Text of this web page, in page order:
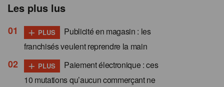
Les plus lus
+ PLUS
Publicité en magasin : les
franchisés veulent reprendre la main
+ PLUS
Paiement électronique : ces
10 mutations qu’aucun commerçant ne